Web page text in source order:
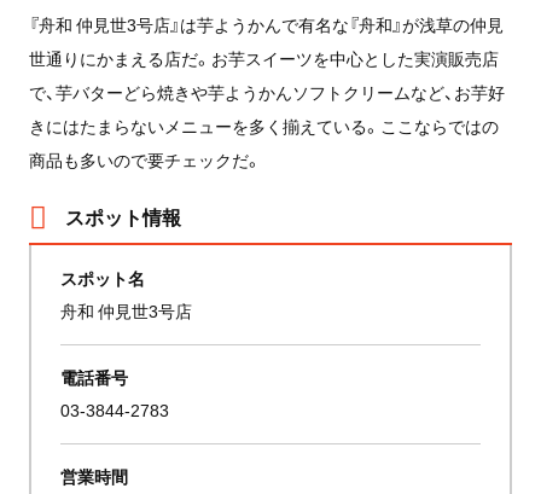
『舟和 仲見世3号店』は芋ようかんで有名な『舟和』が浅草の仲見
世通りにかまえる店だ。お芋スイーツを中心とした実演販売店
で、芋バターどら焼きや芋ようかんソフトクリームなど、お芋好
きにはたまらないメニューを多く揃えている。ここならではの
商品も多いので要チェックだ。
スポット情報
スポット名
舟和 仲見世3号店
電話番号
03-3844-2783
営業時間